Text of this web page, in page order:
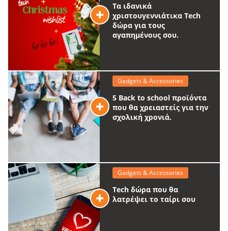
Τα ιδανικά
χριστουγεννιάτικα Tech
δώρα για τους
αγαπημένους σου.
Gadgets & Accessories
5 Back to school προϊόντα
που θα χρειαστείς για την
σχολική χρονιά.
Gadgets & Accessories
Tech δώρα που θα
λατρέψει το ταίρι σου